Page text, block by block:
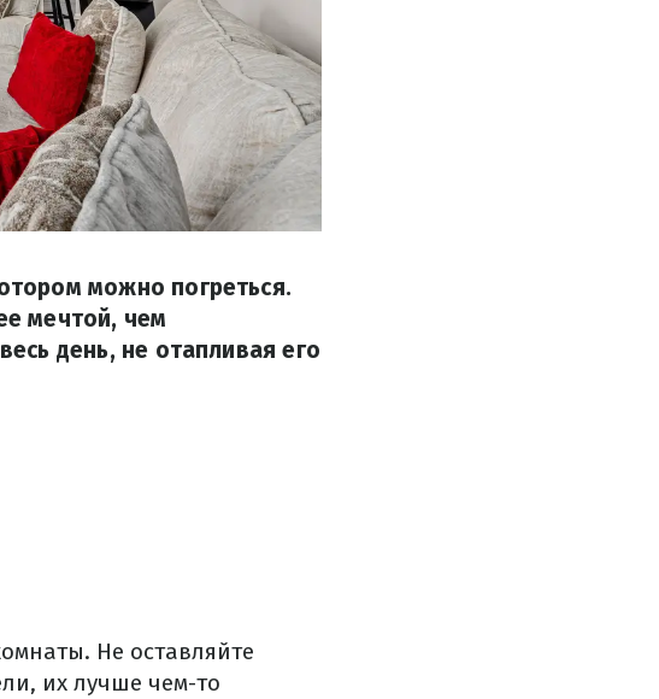
можно погреться.
мечтой, чем
день, не отапливая его
Не оставляйте
их лучше чем-то